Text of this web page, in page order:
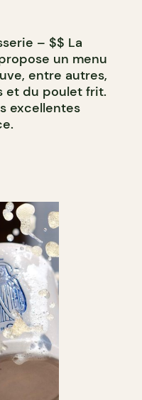
– $$ La
un menu
entre autres,
et du poulet frit.
excellentes